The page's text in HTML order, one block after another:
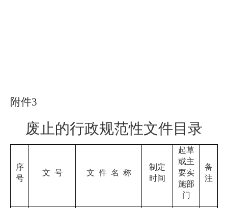
附件3
废止的行政规范性文件目录
序
号
文 号 文 件 名 称
制定
时间
起草
或主
要实
施部
门
备
注